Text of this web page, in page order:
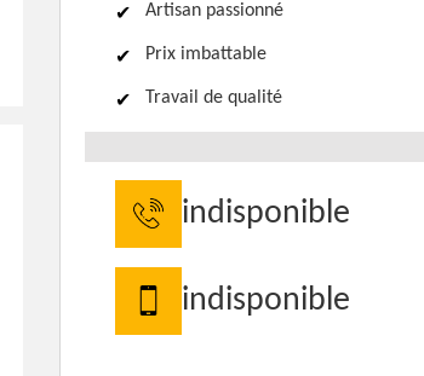
Artisan passionné
Prix imbattable
Travail de qualité
indisponible
indisponible